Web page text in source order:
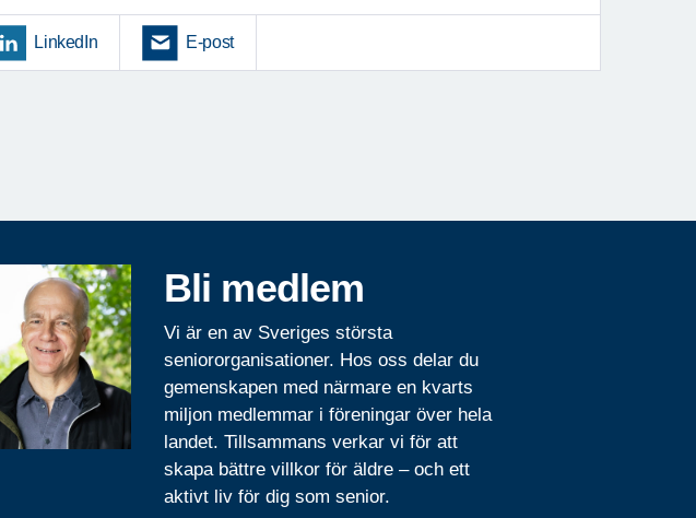
LinkedIn E-post
Bli medlem
Vi är en av Sveriges största
seniororganisationer. Hos oss delar du
gemenskapen med närmare en kvarts
miljon medlemmar i föreningar över hela
landet. Tillsammans verkar vi för att
skapa bättre villkor för äldre – och ett
aktivt liv för dig som senior.